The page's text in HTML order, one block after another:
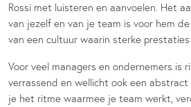
Rossi met luisteren en aanvoelen. Het
van jezelf en van je team is voor hem
van een cultuur waarin sterke
Voor veel managers en ondernemers is
verrassend en wellicht ook een
je het ritme waarmee je team werkt,